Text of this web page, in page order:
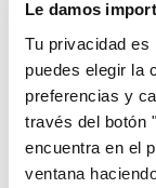
Le damos
Tu privacidad es
puedes elegir la
preferencias y
través del botón
encuentra en el
ventana